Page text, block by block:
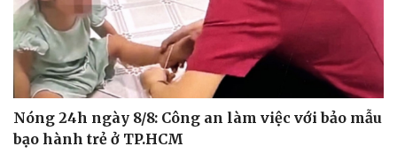
Nóng 24h ngày 8/8: Công an làm việc với bảo mẫu
bạo hành trẻ ở TP.HCM